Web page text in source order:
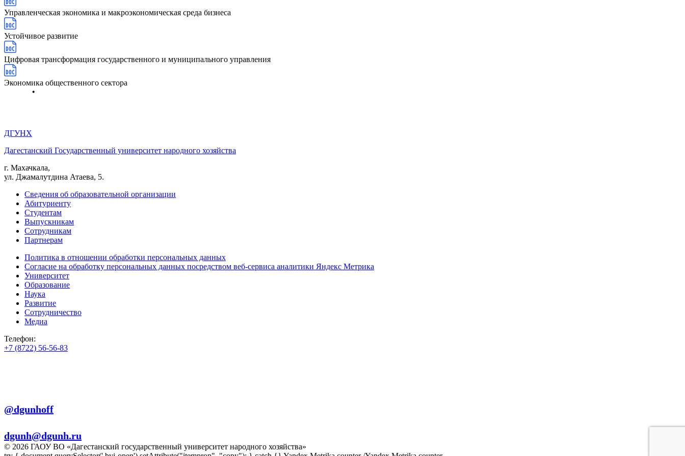
Управленческая экономика и макроэкономическая среда бизнеса
Устойчивое развитие
Цифровая трансформация государственного и муниципального управления
Экономика общественного сектора
ДГУНХ
Дагестанский Государственный университет народного хозяйства
г. Махачкала,
ул. Джамалутдина Атаева, 5.
Сведения об образовательной организации
Абитуриенту
Студентам
Выпускникам
Сотрудникам
Партнерам
Политика в отношении обработки персональных данных
Согласие на обработку персональных данных посредством веб-сервиса аналитики Яндекс Метрика
Университет
Образование
Наука
Развитие
Сотрудничество
Медиа
Телефон:
+7 (8722) 56-56-83
@dgunhoff
dgunh@dgunh.ru
© 2026 ГАОУ ВО «Дагестанский государственный университет народного хозяйства»